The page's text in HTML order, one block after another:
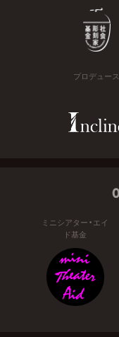
プロデュース
ミニシアター・エイ
ド基金